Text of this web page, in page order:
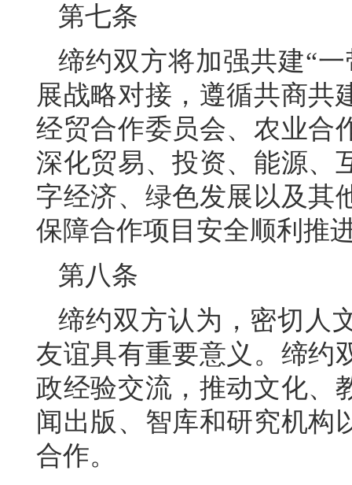
第七条
缔约双方将加强共建“
展战略对接，遵循共商共
经贸合作委员会、农业合
深化贸易、投资、能源、
字经济、绿色发展以及其
保障合作项目安全顺利推
第八条
缔约双方认为，密切人
友谊具有重要意义。缔约
政经验交流，推动文化、
闻出版、智库和研究机构
合作。